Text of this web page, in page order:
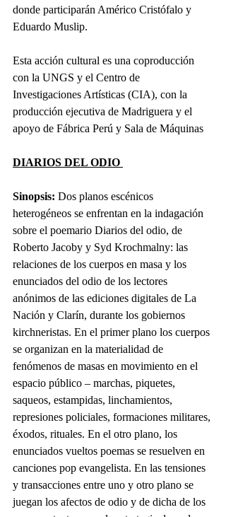
donde participarán Américo Cristófalo y
Eduardo Muslip.
Esta acción cultural es una coproducción
con la UNGS y el Centro de
Investigaciones Artísticas (CIA), con la
producción ejecutiva de Madriguera y el
apoyo de Fábrica Perú y Sala de Máquinas
DIARIOS DEL ODIO
Sinopsis: Dos planos escénicos
heterogéneos se enfrentan en la indagación
sobre el poemario Diarios del odio, de
Roberto Jacoby y Syd Krochmalny: las
relaciones de los cuerpos en masa y los
enunciados del odio de los lectores
anónimos de las ediciones digitales de La
Nación y Clarín, durante los gobiernos
kirchneristas. En el primer plano los cuerpos
se organizan en la materialidad de
fenómenos de masas en movimiento en el
espacio público – marchas, piquetes,
saqueos, estampidas, linchamientos,
represiones policiales, formaciones militares,
éxodos, rituales. En el otro plano, los
enunciados vueltos poemas se resuelven en
canciones pop evangelista. En las tensiones
y transacciones entre uno y otro plano se
juegan los afectos de odio y de dicha de los